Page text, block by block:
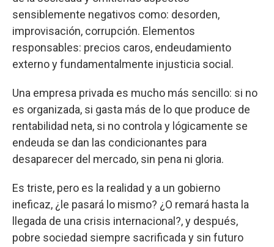
sensiblemente negativos como: desorden,
improvisación, corrupción. Elementos
responsables: precios caros, endeudamiento
externo y fundamentalmente injusticia social.
Una empresa privada es mucho más sencillo: si no
es organizada, si gasta más de lo que produce de
rentabilidad neta, si no controla y lógicamente se
endeuda se dan las condicionantes para
desaparecer del mercado, sin pena ni gloria.
Es triste, pero es la realidad y a un gobierno
ineficaz, ¿le pasará lo mismo? ¿O remará hasta la
llegada de una crisis internacional?, y después,
pobre sociedad siempre sacrificada y sin futuro